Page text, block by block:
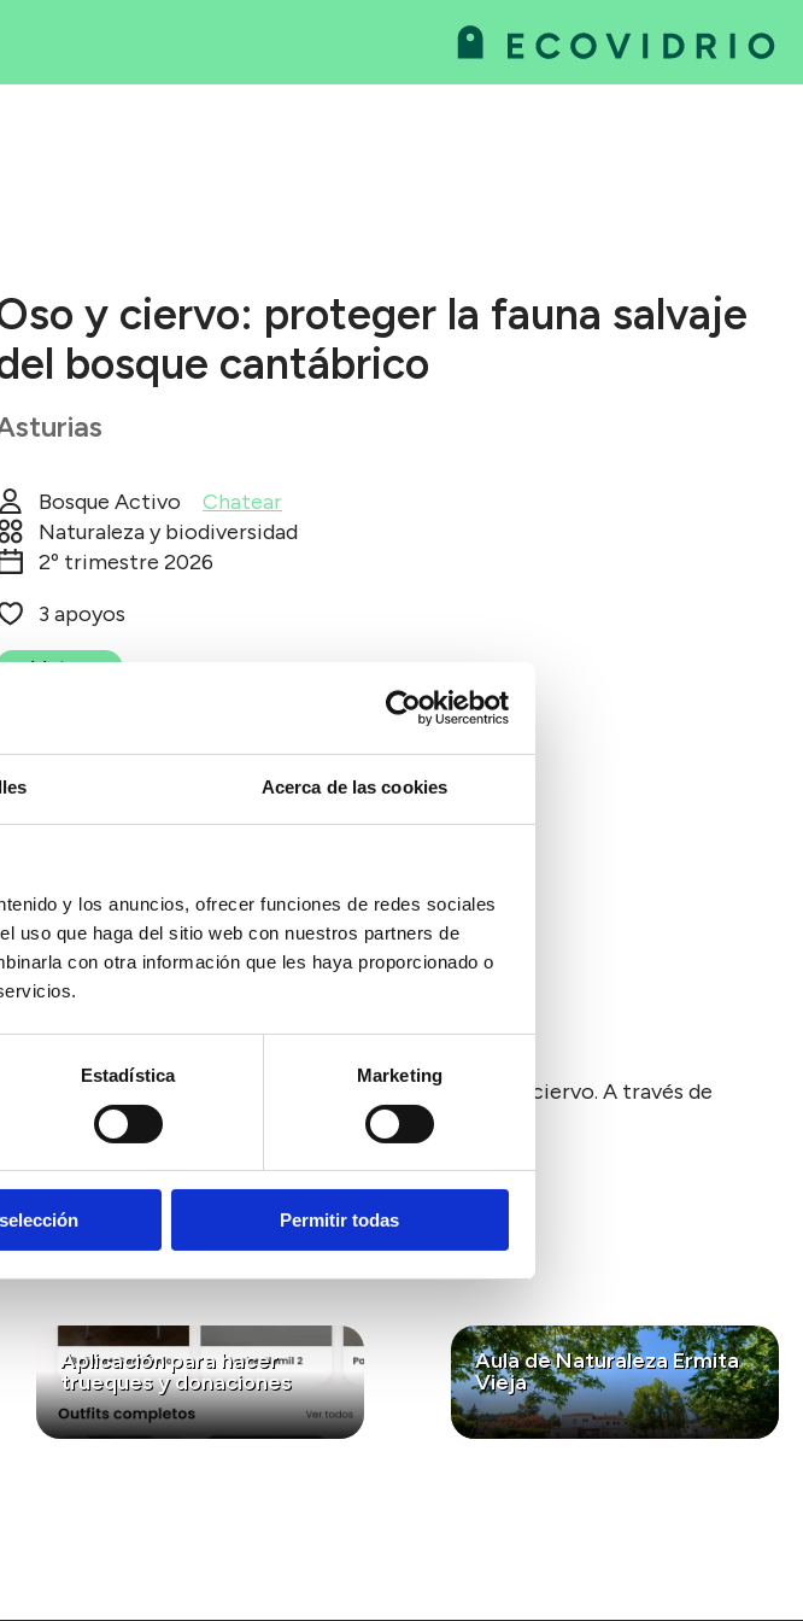
Acerca de las cookies
y los anuncios, ofrecer funciones de redes sociales
uso que haga del sitio web con nuestros partners de
con otra información que les haya proporcionado o
Estadística Marketing
Permitir todas
y ciervo: proteger la fauna salvaje
bosque cantábrico
Bosque Activo
Chatear
Naturaleza y biodiversidad
2º trimestre 2026
3 apoyos
Votar
del bosque cantábrico, como el oso pardo y el ciervo. A través de
y la protección de la biodiversidad rural.
Aplicación para hacer
trueques y donaciones
Aula de Naturaleza Ermita
Vieja